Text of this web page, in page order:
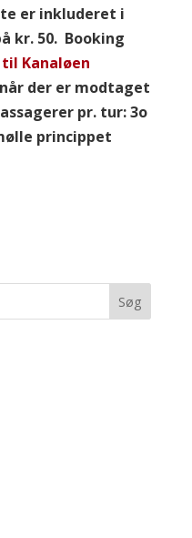
er inkluderet i
kr. 50. Booking
Kanaløen
der er modtaget
pr. tur: 3o
princippet